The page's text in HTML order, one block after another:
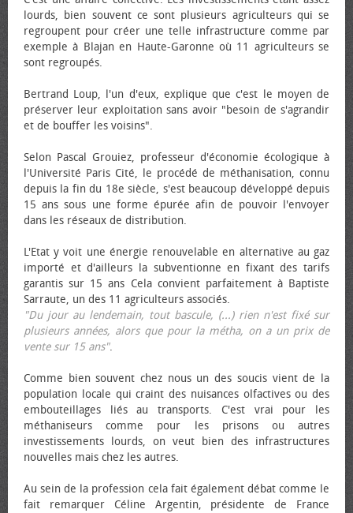
lourds, bien souvent ce sont plusieurs agriculteurs qui se
regroupent pour créer une telle infrastructure comme par
exemple à Blajan en Haute-Garonne où 11 agriculteurs se
sont regroupés.
Bertrand Loup, l'un d'eux, explique que c'est le moyen de
préserver leur exploitation sans avoir "besoin de s'agrandir
et de bouffer les voisins".
Selon Pascal Grouiez, professeur d'économie écologique à
l'Université Paris Cité, le procédé de méthanisation, connu
depuis la fin du 18e siècle, s'est beaucoup développé depuis
15 ans sous une forme épurée afin de pouvoir l'envoyer
dans les réseaux de distribution.
L'Etat y voit une énergie renouvelable en alternative au gaz
importé et d'ailleurs la subventionne en fixant des tarifs
garantis sur 15 ans Cela convient parfaitement à Baptiste
Sarraute, un des 11 agriculteurs associés.
"Du jour au lendemain, tout bascule, (...) rien n'est fixé sur
plusieurs années, alors que pour la métha, on a un prix de
vente sur 15 ans".
Comme bien souvent chez nous un des soucis vient de la
population locale qui craint des nuisances olfactives ou des
embouteillages liés au transports. C'est vrai pour les
méthaniseurs comme pour les prisons ou autres
investissements lourds, on veut bien des infrastructures
nouvelles mais chez les autres.
Au sein de la profession cela fait également débat comme le
fait remarquer Céline Argentin, présidente de France